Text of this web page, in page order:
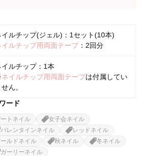
イルチップ(ジェル)：1セット(10本)
イルチップ用両面テープ：2回分
イルチップ：1本
ネイルチップ用両面テープは付属してい
せん。
ード
トネイル
女子会ネイル
バレンタインネイル
レッドネイル
ルドネイル 秋ネイル
冬ネイル
ガーリーネイル